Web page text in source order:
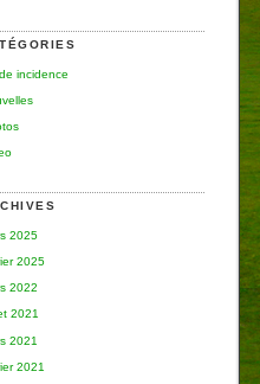
incidence
2025
2025
2022
2021
2021
2021